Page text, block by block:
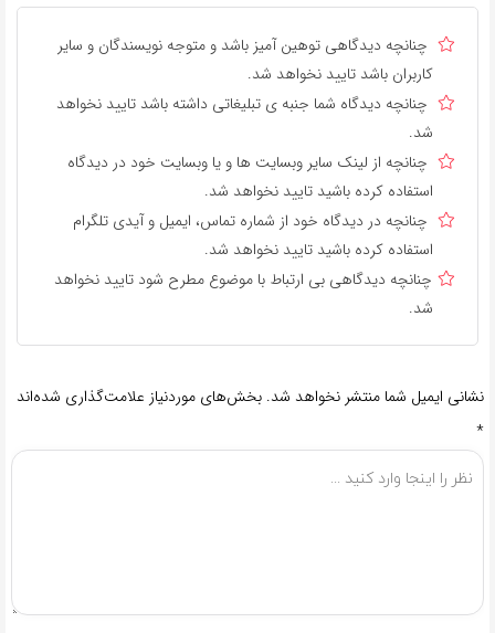
چنانچه دیدگاهی توهین آمیز باشد و متوجه نویسندگان و سایر
کاربران باشد تایید نخواهد شد.
چنانچه دیدگاه شما جنبه ی تبلیغاتی داشته باشد تایید نخواهد
شد.
چنانچه از لینک سایر وبسایت ها و یا وبسایت خود در دیدگاه
استفاده کرده باشید تایید نخواهد شد.
چنانچه در دیدگاه خود از شماره تماس، ایمیل و آیدی تلگرام
استفاده کرده باشید تایید نخواهد شد.
چنانچه دیدگاهی بی ارتباط با موضوع مطرح شود تایید نخواهد
شد.
نشانی ایمیل شما منتشر نخواهد شد. بخش‌های موردنیاز علامت‌گذاری شده‌اند
*